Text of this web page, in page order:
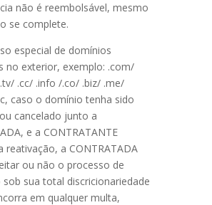
não é reembolsável, mesmo
se complete.
especial de domínios
no exterior, exemplo: .com/
.cc/ .info /.co/ .biz/ .me/
caso o domínio tenha sido
cancelado junto a
e a CONTRATANTE
reativação, a CONTRATADA
ou não o processo de
sua total discricionariedade
em qualquer multa,